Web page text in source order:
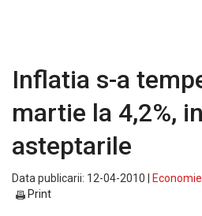
Inflatia s-a
martie la 4,2%,
asteptarile
Data publicarii: 12-04-2010 |
Economie
Print